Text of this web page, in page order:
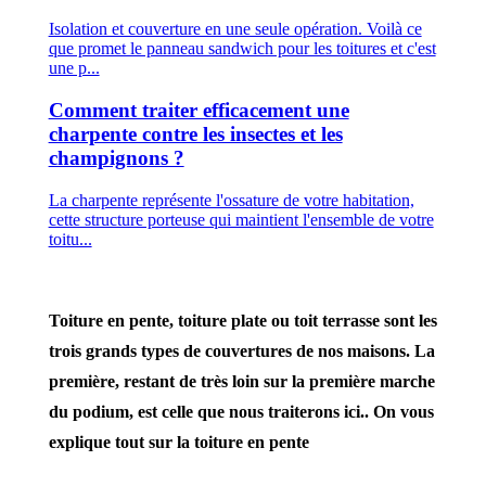
Isolation et couverture en une seule opération. Voilà ce
que promet le panneau sandwich pour les toitures et c'est
une p...
Comment traiter efficacement une
charpente contre les insectes et les
champignons ?
La charpente représente l'ossature de votre habitation,
cette structure porteuse qui maintient l'ensemble de votre
toitu...
Toiture en pente, toiture plate ou toit terrasse sont les
trois grands types de couvertures de nos maisons. La
première, restant de très loin sur la première marche
du podium, est celle que nous traiterons ici.. On vous
explique tout sur la toiture en pente